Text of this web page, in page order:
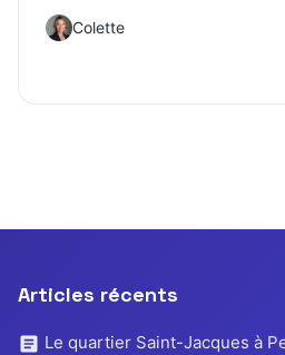
Colette
Articles récents
Le quartier Saint-Jacques à